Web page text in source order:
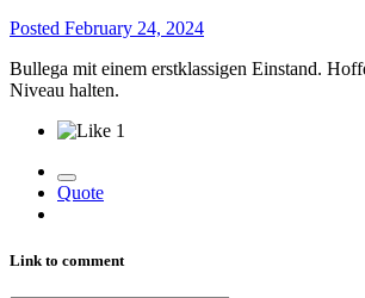
Posted February 24, 2024
Bullega mit einem erstklassigen Einstand.
Niveau halten.
1
Quote
Link to comment